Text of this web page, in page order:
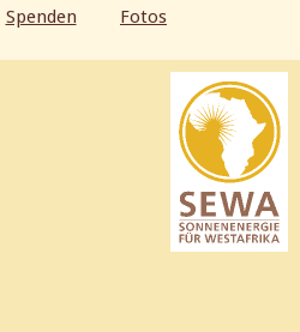
Spenden
Fotos